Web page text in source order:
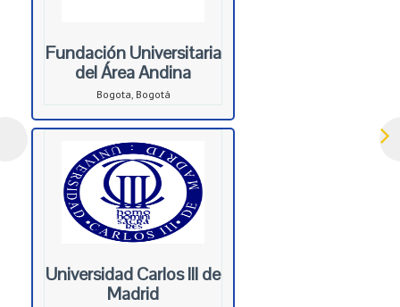
Fundación Universitaria
del Área Andina
Bogota, Bogotá
Universidad Carlos III de
Madrid